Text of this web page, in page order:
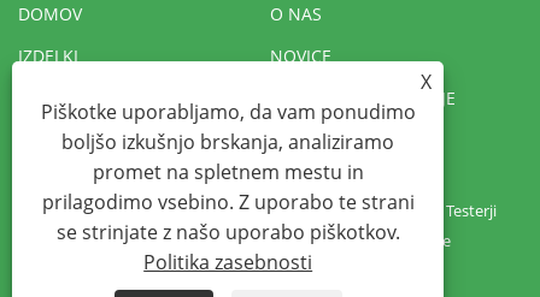
DOMOV
O NAS
IZDELKI
NOVICE
PRENESI
POŠLJI POVPRAŠEVANJE
KONTAKTIRAJTE NAS
VR
Copyright © 2022 Weshine Electric Manufacturing Co., Ltd. - Testerji
transformatorjev, Hipot testerji, Testerji izolacije - Vse pravice
X
Piškotke uporabljamo, da vam ponudimo
boljšo izkušnjo brskanja, analiziramo
promet na spletnem mestu in
prilagodimo vsebino. Z uporabo te strani
se strinjate z našo uporabo piškotkov.
Politika zasebnosti